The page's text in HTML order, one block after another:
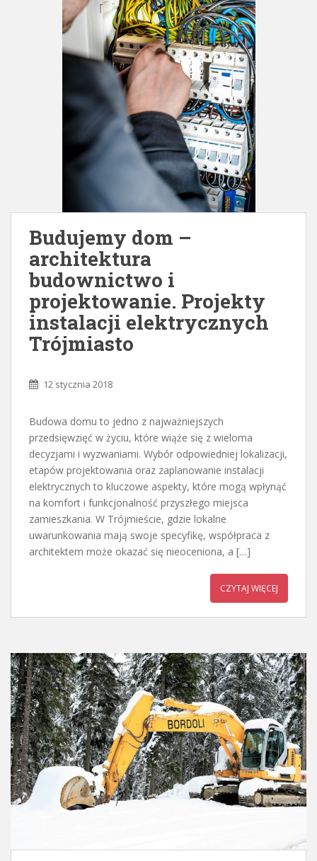
Budujemy dom –
architektura
budownictwo i
projektowanie. Projekty
instalacji elektrycznych
Trójmiasto
12 stycznia 2018
Budowa domu to jedno z najważniejszych
przedsięwzięć w życiu, które wiąże się z wieloma
decyzjami i wyzwaniami. Wybór odpowiedniej lokalizacji,
etapów projektowania oraz zaplanowanie instalacji
elektrycznych to kluczowe aspekty, które mogą wpłynąć
na komfort i funkcjonalność przyszłego miejsca
zamieszkania. W Trójmieście, gdzie lokalne
uwarunkowania mają swoje specyfikę, współpraca z
architektem może okazać się nieoceniona, a […]
CZYTAJ WIĘCEJ